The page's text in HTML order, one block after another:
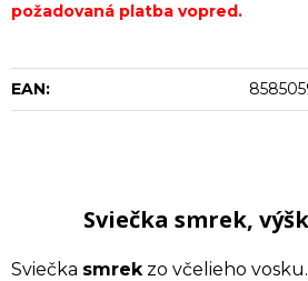
požadovaná platba vopred.
EAN:
Sviečka smrek,
Sviečka smrekzo včelieho vosku.